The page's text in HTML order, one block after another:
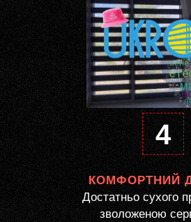
4
КОМФОРТНИЙ
Достатньо сухого
зволоженою